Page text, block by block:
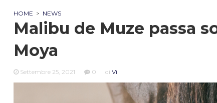
HOME > NEWS
Malibu de Muze passa
Moya
Settembre 25, 2021 0 di Vi